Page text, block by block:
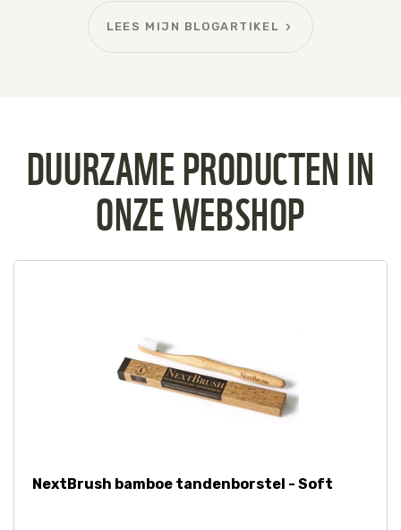
LEES MIJN BLOGARTIKEL
DUURZAME PRODUCTEN IN
ONZE WEBSHOP
NextBrush bamboe tandenborstel - Soft